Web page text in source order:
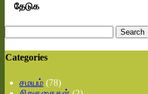
தேடுக
for:
Categories
சமயம் (78)